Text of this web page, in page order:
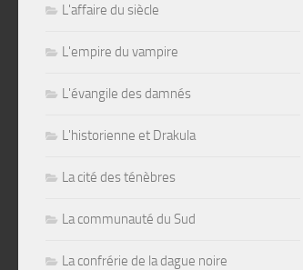
L'affaire du siècle
L'empire du vampire
L'évangile des damnés
L'historienne et Drakula
La cité des ténèbres
La communauté du Sud
La confrérie de la dague noire